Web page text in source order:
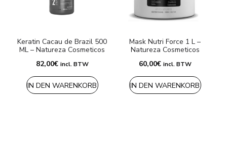
Keratin Cacau de Brazil 500
ML – Natureza Cosmeticos
82,00€ incl. BTW
IN DEN WARENKORB
Mask Nutri Force 1 L –
Natureza Cosmeticos
60,00€ incl. BTW
IN DEN WARENKORB